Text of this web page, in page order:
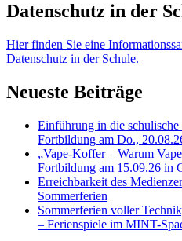
Datenschutz in der
Hier finden Sie eine
Datenschutz in der Schule.
Neueste Beiträge
Einführung in die
Fortbildung am Do.,
„Vape-Koffer – Warum
Fortbildung am 15.09.26 in
Erreichbarkeit des
Sommerferien
Sommerferien voller
– Ferienspiele im MINT-